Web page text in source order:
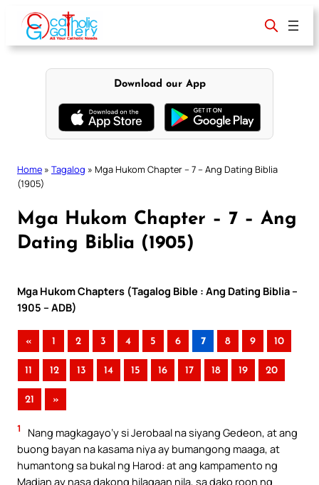
content
Download our App
Home » Tagalog » Mga Hukom Chapter – 7 – Ang Dating Biblia
(1905)
Mga Hukom Chapter – 7 – Ang
Dating Biblia (1905)
Mga Hukom Chapters (Tagalog Bible : Ang Dating Biblia –
1905 – ADB)
« 1 2 3 4 5 6 7 8 9 10
11 12 13 14 15 16 17 18 19 20
21 »
1
Nang magkagayo’y si Jerobaal na siyang Gedeon, at ang
buong bayan na kasama niya ay bumangong maaga, at
humantong sa bukal ng Harod: at ang kampamento ng
Madian ay nasa dakong hilagaan nila, sa dako roon ng